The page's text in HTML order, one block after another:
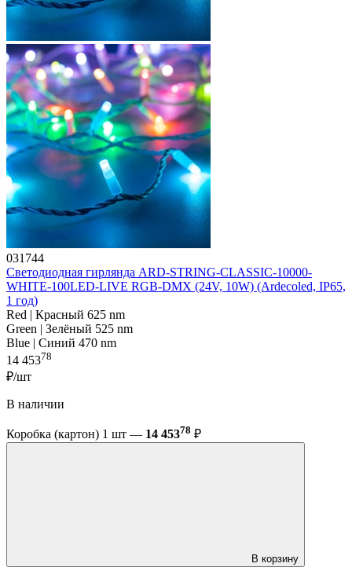
031744
Светодиодная гирлянда ARD-STRING-CLASSIC-10000-
WHITE-100LED-LIVE RGB-DMX (24V, 10W) (Ardecoled, IP65,
1 год)
Red | Красный 625 nm
Green | Зелёный 525 nm
Blue | Синий 470 nm
14 45378
₽/шт
В наличии
Коробка (картон) 1 шт — 14 45378 ₽
В корзину